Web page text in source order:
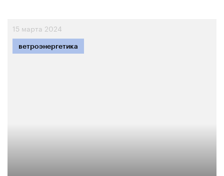
15 марта 2024
ветроэнергетика